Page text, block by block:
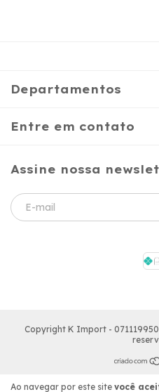
Ao navegar por este site você
Departamentos
Entre em contato
Assine nossa
Copyright K Import -